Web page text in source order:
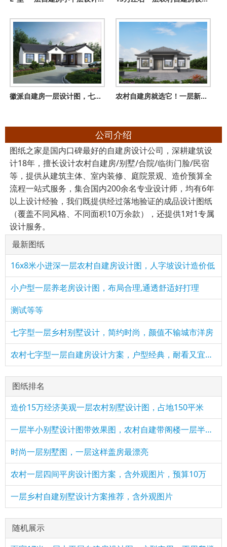
徽派自建房一层设计图，七字型设计，独立餐厨便捷实用 农村自建房就选它！一层新中式设计，日常居住需求全搞定
公司介绍
图纸之家是国内口碑最好的自建房设计公司，深耕建筑设
计18年，擅长设计农村自建房/别墅/合院/临街门脸/民宿
等，提供从建筑主体、室内装修、庭院景观、造价预算全
流程一站式服务，集合国内200余名专业设计师，均有6年
以上设计经验，我们既提供经过落地验证的成品设计图纸
（覆盖不同风格、不同面积10万余款），还提供1对1专属
设计服务。
最新图纸
16x8米小进深一层农村自建房设计图，人字坡设计造价低
小户型一层养老房设计图，布局合理,通透舒适好打理
测试等等
七字型一层乡村别墅设计，简约时尚，颜值不输城市洋房
农村七字型一层自建房设计方案，户型经典，耐看又宜居！
图纸排名
造价15万经济美观一层农村别墅设计图，占地150平米
一层半小别墅设计图带效果图，农村自建带阁楼一层半方案
时尚一层别墅图，一层这样盖房最漂亮
农村一层四间平房设计图方案，含外观图片，预算10万
一层乡村自建别墅设计方案推荐，含外观图片
随机展示